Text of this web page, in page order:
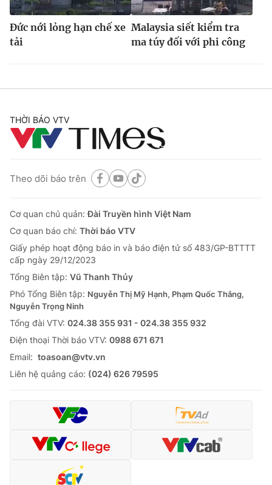
Đức nới lỏng hạn chế xe
tải
Malaysia siết kiểm tra
ma túy đối với phi công
THỜI BÁO VTV
Theo dõi báo trên
Cơ quan chủ quản:Đài Truyền hình Việt Nam
Cơ quan báo chí: Thời báo VTV
Giấy phép hoạt động báo in và báo điện tử số 483/GP-BTTTT
cấp ngày 29/12/2023
Tổng Biên tập: Vũ Thanh Thủy
Phó Tổng Biên tập: Nguyễn Thị Mỹ Hạnh, Phạm Quốc Thắng,
Nguyễn Trọng Ninh
Tổng đài VTV: 024.38 355 931 - 024.38 355 932
Ðiện thoại Thời báo VTV: 0988 671 671
Email: toasoan@vtv.vn
Liên hệ quảng cáo: (024) 626 79595